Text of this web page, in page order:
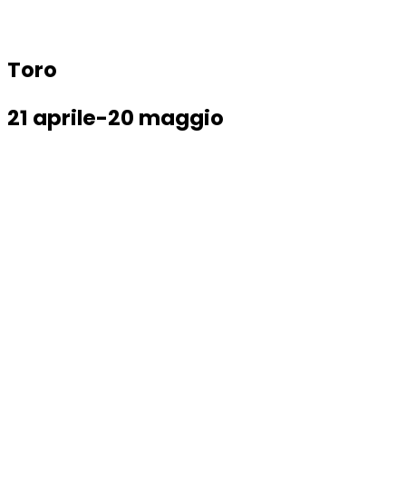
Toro
21 aprile-20 maggio